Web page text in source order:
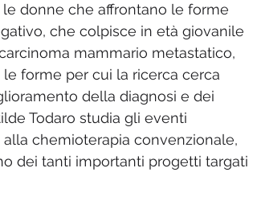
donne che affrontano le forme
che colpisce in età giovanile
mammario metastatico,
forme per cui la ricerca cerca
della diagnosi e dei
Todaro studia gli eventi
chemioterapia convenzionale,
dei tanti importanti progetti targati